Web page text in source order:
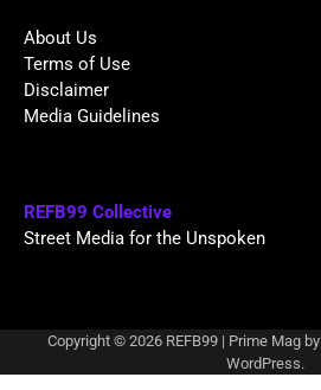
About Us
Terms of Use
Disclaimer
Media Guidelines
REFB99 Collective
Street Media for the Unspoken
Copyright © 2026 REFB99| Prime Mag by
WordPress.